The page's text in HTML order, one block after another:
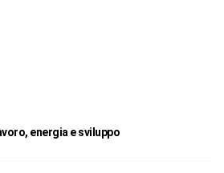
energia e sviluppo